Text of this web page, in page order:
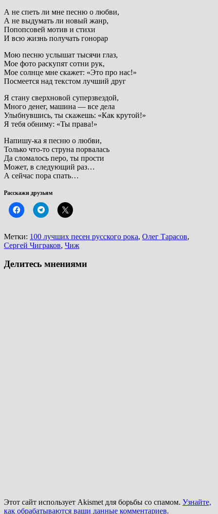
А не спеть ли мне песню о любви,
А не выдумать ли новый жанр,
Попопсовей мотив и стихи
И всю жизнь получать гонорар
Мою песню услышат тысячи глаз,
Мое фото раскупят сотни рук,
Мое солнце мне скажет: «Это про нас!»
Посмеется над текстом лучший друг
Я стану сверхновой суперзвездой,
Много денег, машина — все дела
Улыбнувшись, ты скажешь: «Как крутой!»
Я тебя обниму: «Ты права!»
Напишу-ка я песню о любви,
Только что-то струна порвалась
Да сломалось перо, ты прости
Может, в следующий раз…
А сейчас пора спать…
Расскажи друзьям
Метки: 100 лучших песен русского рока, Олег Тарасов,
Сергей Чиграков, Чиж
Делитесь мнениями
Этот сайт использует Akismet для борьбы со спамом. Узнайте,
как обрабатываются ваши данные комментариев.